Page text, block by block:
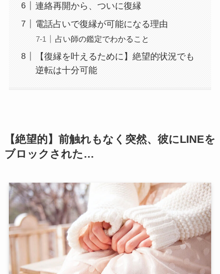
連絡再開から、ついに復縁
電話占いで復縁が可能になる理由
占い師の鑑定でわかること
【復縁を叶えるために】絶望的状況でも
逆転は十分可能
【絶望的】前触れもなく突然、彼にLINEを
ブロックされた…